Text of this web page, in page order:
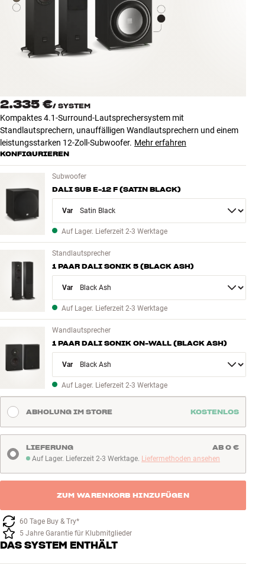
INSPIRATION
NEUHEITEN
ANGEBOTE
Kundendienst
Kundendienst
2.335 €/ SYSTEM
Kompaktes 4.1-Surround-Lautsprechersystem mit
Standlautsprechern, unauffälligen Wandlautsprechern und einem
leistungsstarken 12-Zoll-Subwoofer. Mehr erfahren
KONFIGURIEREN
Subwoofer
DALI SUB E-12 F (SATIN BLACK)
Variant
Auf Lager. Lieferzeit 2-3 Werktage
Standlautsprecher
1 PAAR DALI SONIK 5 (BLACK ASH)
Variant
Auf Lager. Lieferzeit 2-3 Werktage
Wandlautsprecher
1 PAAR DALI SONIK ON-WALL (BLACK ASH)
Variant
Auf Lager. Lieferzeit 2-3 Werktage
ABHOLUNG IM STORE KOSTENLOS
Auf Lager. Lieferzeit 2-3 Werktage
Auf Lager. Lieferzeit 2-3 Werktage. Liefermethoden ansehen
LIEFERUNG AB 0 €
ZUM WARENKORB HINZUFÜGEN
60 Tage Buy & Try*
5 Jahre Garantie für Klubmitglieder
DAS SYSTEM ENTHÄLT